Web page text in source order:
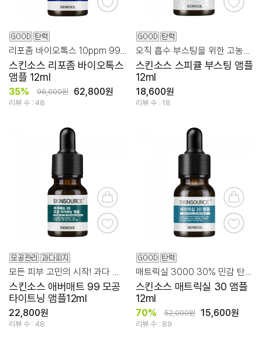
스킨소스 리포좀 바이오톡스
앰플 12ml
35% 96,000원 62,800원
리뷰 수 : 48
오직 흡수 부스팅을 위한 고농축 스피큘 앰플!
스킨소스 스피큘 부스팅 앰플
12ml
18,600원
리뷰 수 : 18
스킨소스 애버매트 99 모공
타이트닝 앰플12ml
22,800원
리뷰 수 : 48
매트릭실 3000 30% 민감 탄력 주름 굴곡 케어!
스킨소스 매트릭실 30 앰플
12ml
70% 52,000원 15,600원
리뷰 수 : 89